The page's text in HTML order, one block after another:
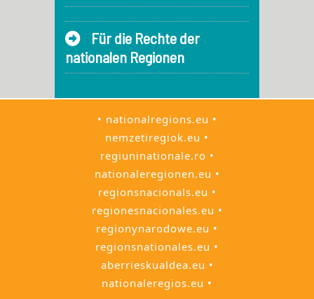
Für die Rechte der
nationalen Regionen
• nationalregions.eu •
nemzetiregiok.eu •
regiuninationale.ro •
nationaleregionen.eu •
regionsnacionals.eu •
regionesnacionales.eu •
regionynarodowe.eu •
regionsnationales.eu •
aberrieskualdea.eu •
nationaleregios.eu •